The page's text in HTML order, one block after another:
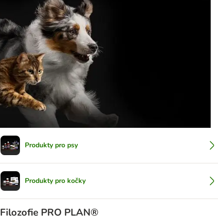
Produkty pro psy
Produkty pro kočky
Filozofie PRO PLAN®